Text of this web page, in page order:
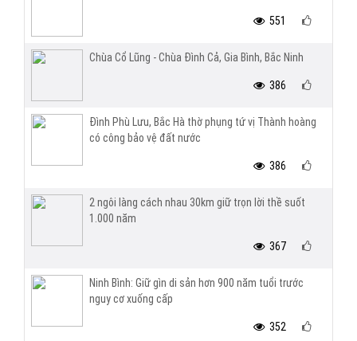
551
Chùa Cổ Lũng - Chùa Đình Cả, Gia Bình, Bắc Ninh
386
Đình Phù Lưu, Bắc Hà thờ phụng tứ vị Thành hoàng
có công bảo vệ đất nước
386
2 ngôi làng cách nhau 30km giữ trọn lời thề suốt
1.000 năm
367
Ninh Bình: Giữ gìn di sản hơn 900 năm tuổi trước
nguy cơ xuống cấp
352